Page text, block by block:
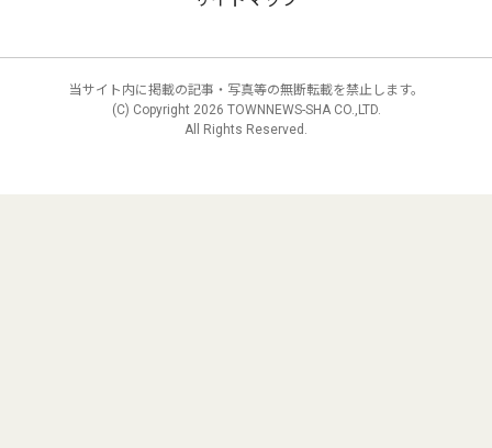
当サイト内に掲載の記事・写真等の無断転載を禁止します。
(C) Copyright 2026 TOWNNEWS-SHA CO.,LTD.
All Rights Reserved.